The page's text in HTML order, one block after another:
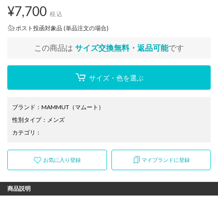
¥7,700 税込
ポスト投函対象品 (単品注文の場合)
この商品は サイズ交換無料・返品可能です
サイズ・色を選ぶ
ブランド ： MAMMUT （マムート）
性別タイプ： メンズ
カテゴリ ：
お気に入り登録 マイブランドに登録
商品説明